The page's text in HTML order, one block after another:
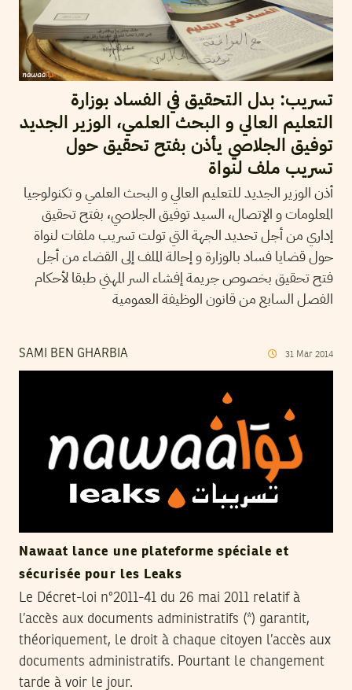
تسريب: بدل التحقيق في الفساد بوزارة
التعليم العالي و البحث العلمي، الوزير الجديد
توفيق الجلاصي يأذن بفتح تحقيق حول
تسريب ملف لنواة
أذن الوزير الجديد للتعليم العالي و البحث العلمي و تكنولوجيا
المعلومات و الإتصال، السيد توفيق الجلاصي، بفتح تحقيق
إداري من أجل تحديد الجهة التي تولت تسريب ملفات لنواة
حول قضايا فساد بالوزارة و إحالة الملف إلى القضاء من أجل
فتح تحقيق بخصوص جريمة إفشاء السر المهني طبقا لأحكام
الفصل السابع من قانون الوظيفة العمومية
SAMI BEN GHARBIA 31 Mar 2014
Nawaat lance une plateforme spéciale et
sécurisée pour les Leaks
Le Décret-loi n°2011-41 du 26 mai 2011 relatif à
l’accès aux documents administratifs (*) garantit,
théoriquement, le droit à chaque citoyen l’accès aux
documents administratifs. Pourtant le changement
tarde à voir le jour.